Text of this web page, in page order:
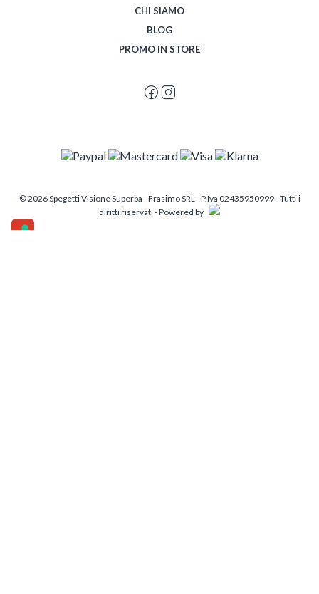
CHI SIAMO
BLOG
PROMO IN STORE
© 2026 Spegetti Visione Superba - Frasimo SRL - P.Iva 02435950999 - Tutti i
diritti riservati - Powered by